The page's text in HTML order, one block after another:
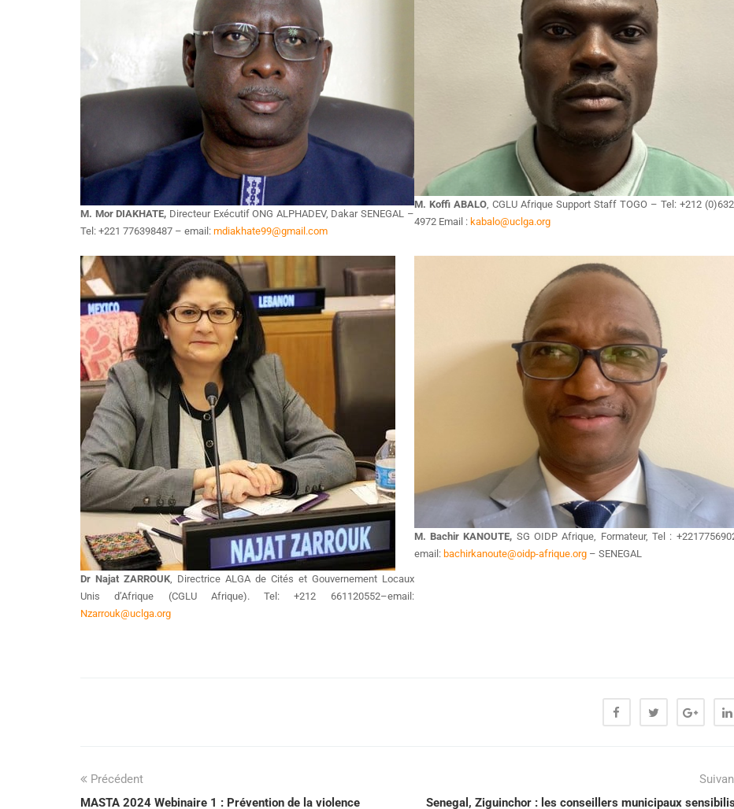
M. Mor DIAKHATE, Directeur Exécutif ONG ALPHADEV, Dakar SENEGAL –
Tel: +221 776398487 – email: mdiakhate99@gmail.com
M. Koffi ABALO, CGLU Afrique Support Staff TOGO – Tel: +212
4972 Email : kabalo@uclga.org
Dr Najat ZARROUK, Directrice ALGA de Cités et Gouvernement Locaux
Unis d’Afrique (CGLU Afrique). Tel: +212 661120552–email:
Nzarrouk@uclga.org
M. Bachir KANOUTE, SG OIDP Afrique, Formateur, Tel :
email: bachirkanoute@oidp-afrique.org – SENEGAL
Précédent
MASTA 2024 Webinaire 1 : Prévention de la violence
Senegal, Ziguinchor : les conseillers municipaux